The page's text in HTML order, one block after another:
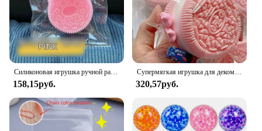
Силиконовая игрушка ручной работы для большого печенья, мягкая игрушка для снятия стресса, Mochi Taba, мягкая игрушка-непоседа, игрушка для печенья, детский подарок
158,15руб.
Супермягкая игрушка для декомпрессии Oreo, форма печенья, мягкая игрушка, имитация сэндвича, ультра-мягкая игрушка для вентиляции
320,57руб.